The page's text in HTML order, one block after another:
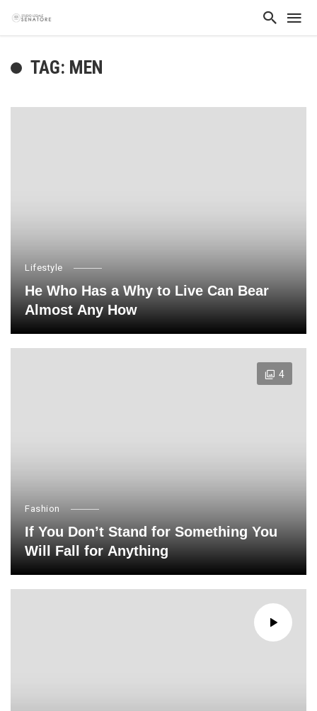
TAG: MEN
Lifestyle
He Who Has a Why to Live Can Bear
Almost Any How
4
Fashion
If You Don’t Stand for Something You
Will Fall for Anything